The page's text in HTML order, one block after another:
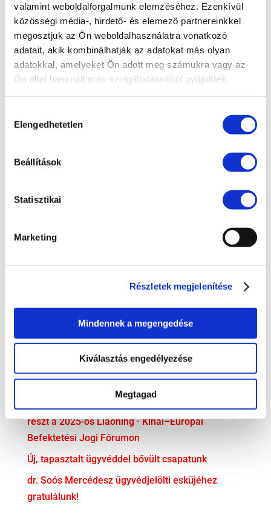
valamint weboldalforgalmunk elemzéséhez. Ezenkívül
közösségi média-, hirdető- és elemező partnereinkkel
megosztjuk az Ön weboldalhasználatra vonatkozó
adatait, akik kombinálhatják az adatokat más olyan
adatokkal, amelyeket Ön adott meg számukra vagy az
Ön által használt más szolgáltatásokból gyűjtöttek.
kiválasztása
Elengedhetetlen
Beállítások
Statisztikai
Marketing
Részletek megjelenítése
Mindennek a megengedése
Kiválasztás engedélyezése
Megtagad
álló igazolható általános indokok egyike szerint
lehetséges a belépés, amennyiben a rendőrség azt
engedélyezi.
Fontos végül megemlítenünk, hogya kapcsolt
vállalkozások közötti utazásra vonatkozó
speciális szabályok változatlanok maradtak, tehát
vállalkozások vezető tisztségviselői vagy
országban lévő kapcsolt vállalkozás felkeresését
LEGUTÓBBI BEJEGYZÉSEK
„Trónok harca” a családi vállalatokban – Irodánk
előadása a PP Konferencián
Előadás a Cseh-Magyar Üzleti Klubban
üzleti kapcsolatok fennállásának 30. évfordulója
alkalmából rendezett ünnepségen
részt a 2025-ös Liaoning · Kínai–Európai
Befektetési Jogi Fórumon
Új, tapasztalt ügyvéddel bővült csapatunk
dr. Soós Mercédesz ügyvédjelölti esküjéhez
gratulálunk!